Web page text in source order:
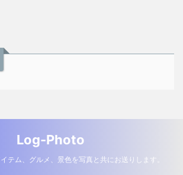
Log-Photo
テム、グルメ、景色を写真と共にお送りします。